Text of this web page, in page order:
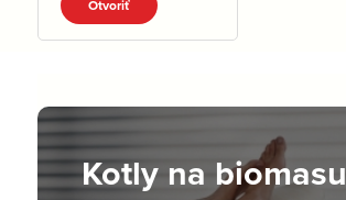
VYKUR.pdf
Otvoriť
Kotly na biomasu